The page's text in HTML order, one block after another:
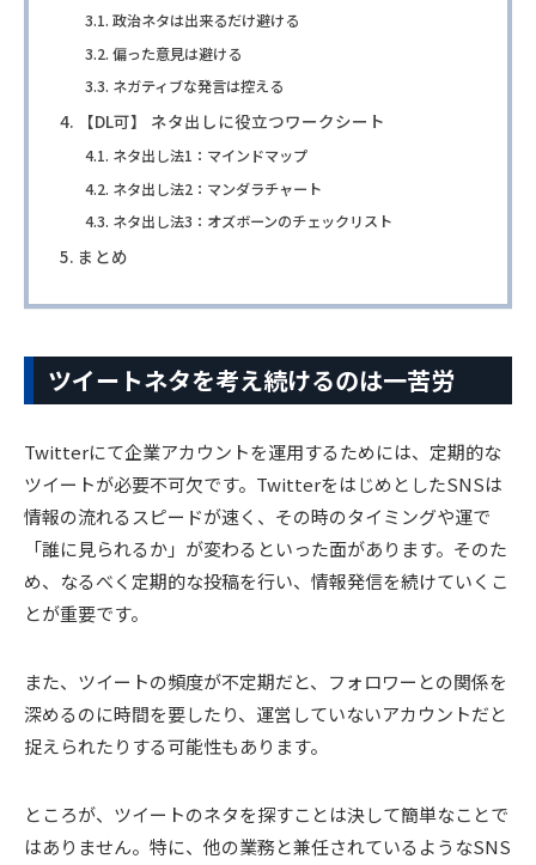
政治ネタは出来るだけ避ける
偏った意見は避ける
ネガティブな発言は控える
【DL可】 ネタ出しに役立つワークシート
ネタ出し法1：マインドマップ
ネタ出し法2：マンダラチャート
ネタ出し法3：オズボーンのチェックリスト
まとめ
ツイートネタを考え続けるのは一苦労
Twitterにて企業アカウントを運用するためには、定期的な
ツイートが必要不可欠です。TwitterをはじめとしたSNSは
情報の流れるスピードが速く、その時のタイミングや運で
「誰に見られるか」が変わるといった面があります。そのた
め、なるべく定期的な投稿を行い、情報発信を続けていくこ
とが重要です。
また、ツイートの頻度が不定期だと、フォロワーとの関係を
深めるのに時間を要したり、運営していないアカウントだと
捉えられたりする可能性もあります。
ところが、ツイートのネタを探すことは決して簡単なことで
はありません。特に、他の業務と兼任されているようなSNS